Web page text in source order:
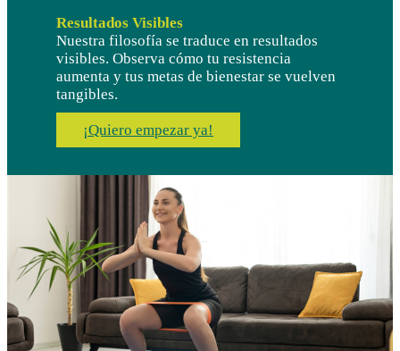
Resultados Visibles
Nuestra filosofía se traduce en resultados
visibles. Observa cómo tu resistencia
aumenta y tus metas de bienestar se vuelven
tangibles.
¡Quiero empezar ya!